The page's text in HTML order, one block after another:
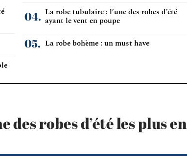
La robe tubulaire : l’une des robes d’été
ayant le vent en poupe
La robe bohème : un must have
des robes d’été les plus en